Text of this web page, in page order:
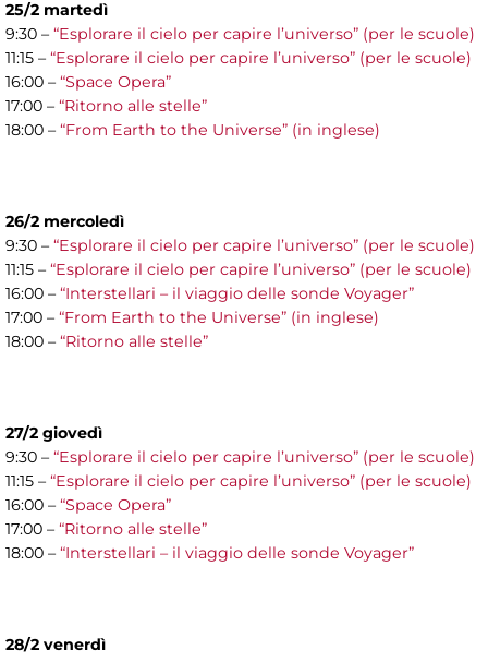
25/2 martedì
9:30 – “Esplorare il cielo per capire l’universo” (per le scuole)
11:15 – “Esplorare il cielo per capire l’universo” (per le scuole)
16:00 – “Space Opera”
17:00 – “Ritorno alle stelle”
18:00 – “From Earth to the Universe” (in inglese)
26/2 mercoledì
9:30 – “Esplorare il cielo per capire l’universo” (per le scuole)
11:15 – “Esplorare il cielo per capire l’universo” (per le scuole)
16:00 – “Interstellari – il viaggio delle sonde Voyager”
17:00 – “From Earth to the Universe” (in inglese)
18:00 – “Ritorno alle stelle”
27/2 giovedì
9:30 – “Esplorare il cielo per capire l’universo” (per le scuole)
11:15 – “Esplorare il cielo per capire l’universo” (per le scuole)
16:00 – “Space Opera”
17:00 – “Ritorno alle stelle”
18:00 – “Interstellari – il viaggio delle sonde Voyager”
28/2 venerdì